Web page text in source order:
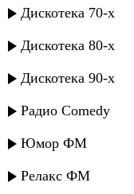
Дискотека 70-х
Дискотека 80-х
Дискотека 90-х
Радио Comedy
Юмор ФМ
Релакс ФМ
Салимат
Рагимат
Рагимат